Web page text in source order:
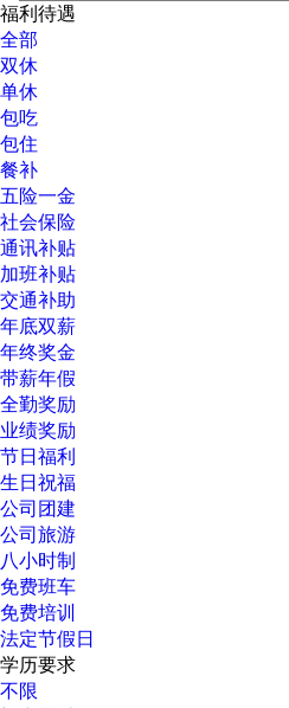
福利待遇
全部
双休
单休
包吃
包住
餐补
五险一金
社会保险
通讯补贴
加班补贴
交通补助
年底双薪
年终奖金
带薪年假
全勤奖励
业绩奖励
节日福利
生日祝福
公司团建
公司旅游
八小时制
免费班车
免费培训
法定节假日
学历要求
不限